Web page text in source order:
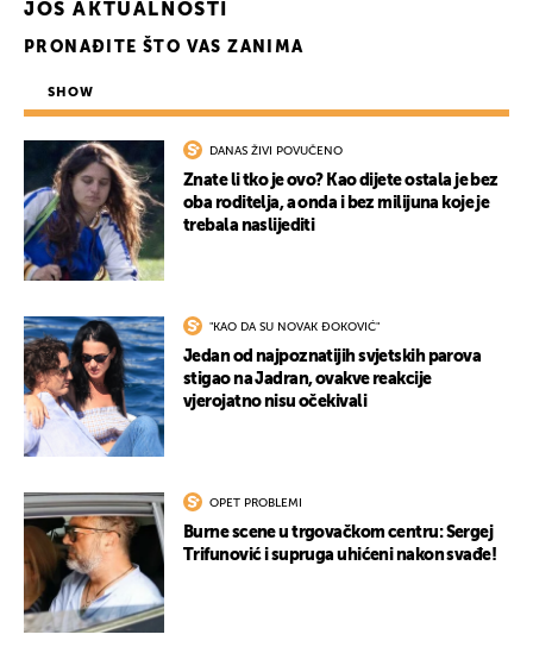
JOŠ AKTUALNOSTI
PRONAĐITE ŠTO VAS ZANIMA
SHOW
DANAS ŽIVI POVUČENO
Znate li tko je ovo? Kao dijete ostala je bez
oba roditelja, a onda i bez milijuna koje je
trebala naslijediti
"KAO DA SU NOVAK ĐOKOVIĆ"
Jedan od najpoznatijih svjetskih parova
stigao na Jadran, ovakve reakcije
vjerojatno nisu očekivali
OPET PROBLEMI
Burne scene u trgovačkom centru: Sergej
Trifunović i supruga uhićeni nakon svađe!